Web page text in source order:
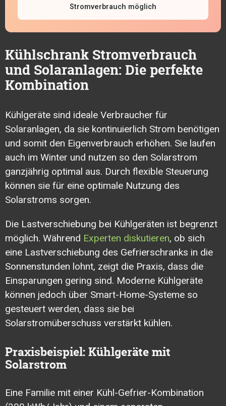
Stromverbrauch möglich
Kühlschrank Stromverbrauch
und Solaranlagen: Die perfekte
Kombination
Kühlgeräte sind ideale Verbraucher für
Solaranlagen, da sie kontinuierlich Strom benötigen
und somit den Eigenverbrauch erhöhen. Sie laufen
auch im Winter und nutzen so den Solarstrom
ganzjährig optimal aus. Durch flexible Steuerung
können sie für eine optimale Nutzung des
Solarstroms sorgen.
Die Lastverschiebung bei Kühlgeräten ist begrenzt
möglich. Während Experten diskutieren, ob sich
eine Lastverschiebung des Gefrierschranks in die
Sonnenstunden lohnt, zeigt die Praxis, dass die
Einsparungen gering sind. Moderne Kühlgeräte
können jedoch über Smart-Home-Systeme so
gesteuert werden, dass sie bei
Solarstromüberschuss verstärkt kühlen.
Praxisbeispiel: Kühlgeräte mit
Solarstrom
Eine Familie mit einer Kühl-Gefrier-Kombination